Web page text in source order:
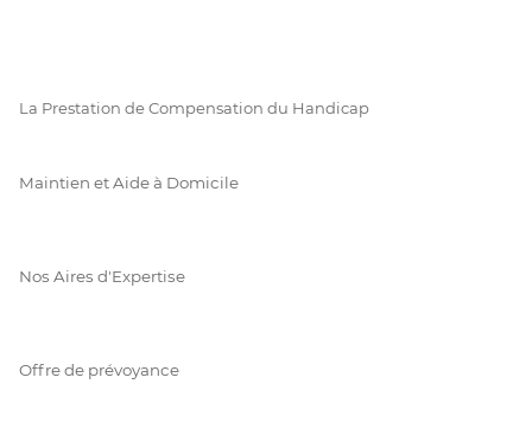
La Prestation de Compensation du Handicap
Maintien et Aide à Domicile
Nos Aires d'Expertise
Offre de prévoyance